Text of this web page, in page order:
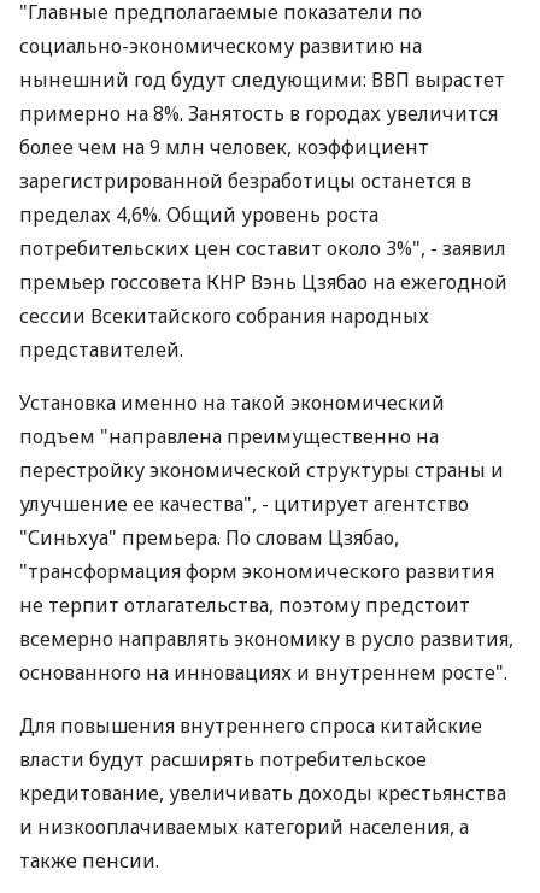
"Главные предполагаемые показатели по
социально-экономическому развитию на
нынешний год будут следующими: ВВП вырастет
примерно на 8%. Занятость в городах увеличится
более чем на 9 млн человек, коэффициент
зарегистрированной безработицы останется в
пределах 4,6%. Общий уровень роста
потребительских цен составит около 3%", - заявил
премьер госсовета КНР Вэнь Цзябао на ежегодной
сессии Всекитайского собрания народных
представителей.
Установка именно на такой экономический
подъем "направлена преимущественно на
перестройку экономической структуры страны и
улучшение ее качества", - цитирует агентство
"Синьхуа" премьера. По словам Цзябао,
"трансформация форм экономического развития
не терпит отлагательства, поэтому предстоит
всемерно направлять экономику в русло развития,
основанного на инновациях и внутреннем росте".
Для повышения внутреннего спроса китайские
власти будут расширять потребительское
кредитование, увеличивать доходы крестьянства
и низкооплачиваемых категорий населения, а
также пенсии.